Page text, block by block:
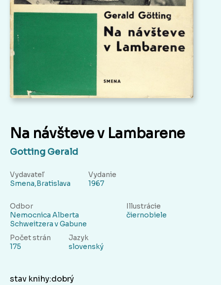
Na návšteve v Lambarene
Gotting Gerald
Vydavateľ
Smena,Bratislava
Vydanie
1967
Odbor
Nemocnica Alberta
Schweitzera v Gabune
Illustrácie
čiernobiele
Počet strán
175
Jazyk
slovenský
stav knihy:dobrý